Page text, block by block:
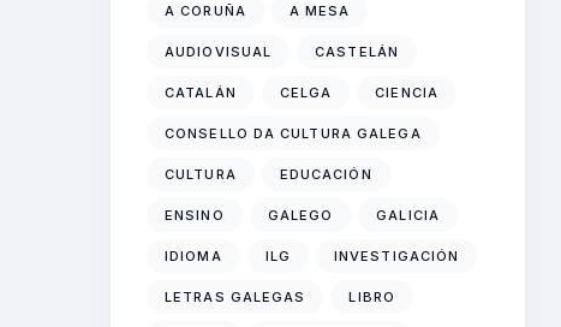
A CORUÑA A MESA
AUDIOVISUAL CASTELÁN
CATALÁN CELGA CIENCIA
CONSELLO DA CULTURA GALEGA
CULTURA EDUCACIÓN
ENSINO GALEGO GALICIA
IDIOMA ILG INVESTIGACIÓN
LETRAS GALEGAS LIBRO